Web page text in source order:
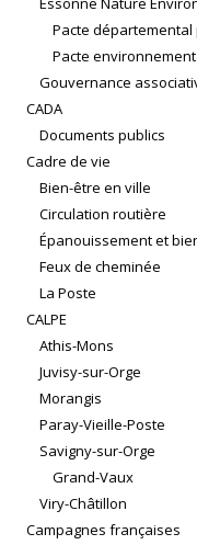
Pacte départemental
Pacte
Gouvernance
CADA
Documents publics
Cadre de vie
Bien-être en ville
Circulation routière
Épanouissement et
Feux de cheminée
La Poste
CALPE
Athis-Mons
Juvisy-sur-Orge
Morangis
Paray-Vieille-Poste
Savigny-sur-Orge
Grand-Vaux
Viry-Châtillon
Campagnes françaises